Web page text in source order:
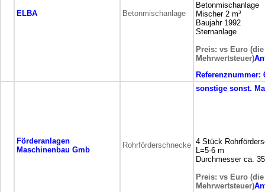
ELBA Betonmischanlage
Betonmischanlage
Mischer 2 m³
Baujahr 1992
Sternanlage
Preis: vs Euro
Mehrwertsteuer)
Referenznummer:
Förderanlagen
Maschinenbau Gmb
Rohrförderschnecke
sonstige sonst.
4 Stück
L=5-6 m
Durchmesser ca.
Preis: vs Euro
Mehrwertsteuer)